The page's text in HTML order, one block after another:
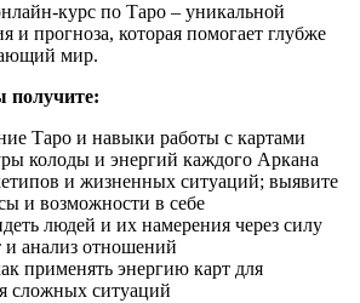
курс по Таро – уникальной
и прогноза, которая помогает глубже
мир.
получите:
Таро и навыки работы с картами
колоды и энергий каждого Аркана
и жизненных ситуаций; выявите
и возможности в себе
людей и их намерения через силу
анализ отношений
применять энергию карт для
сложных ситуаций